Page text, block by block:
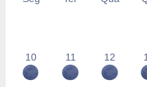
10 11 12